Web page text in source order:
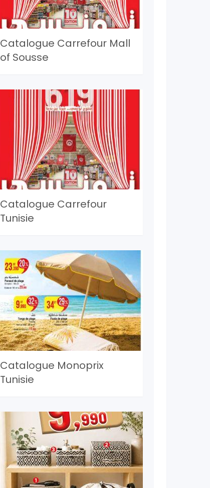
Catalogue Carrefour Mall
of Sousse
Catalogue Carrefour
Tunisie
Catalogue Monoprix
Tunisie